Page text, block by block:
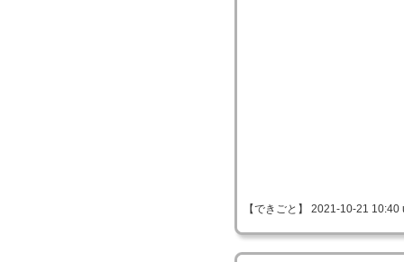
【できごと】 2021-10-21